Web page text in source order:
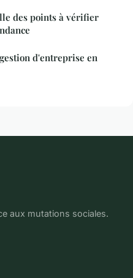
des points à vérifier
d'entreprise en
aux mutations sociales.